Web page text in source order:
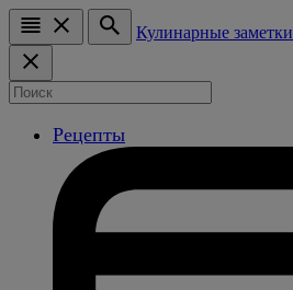
Кулинарные заметки
Рецепты